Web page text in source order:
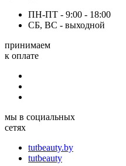
ПН-ПТ - 9:00 - 18:00
СБ, ВС - выходной
принимаем
к оплате
мы в социальных
сетях
tutbeauty.by
tutbeauty